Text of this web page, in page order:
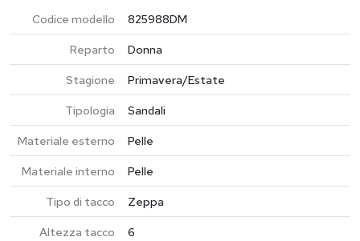
Codice modello
825988DM
Reparto
Donna
Stagione
Primavera/Estate
Tipologia
Sandali
Materiale esterno
Pelle
Materiale interno
Pelle
Tipo di tacco
Zeppa
Altezza tacco
6